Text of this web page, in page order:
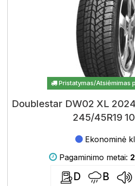
Pristatymas/Atsiėmimas
Doublestar DW02 XL
245/45R19
Ekonominė
Pagaminimo metai:
D B